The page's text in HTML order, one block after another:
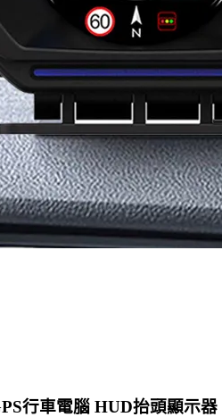
行車電腦 HUD抬頭顯示器